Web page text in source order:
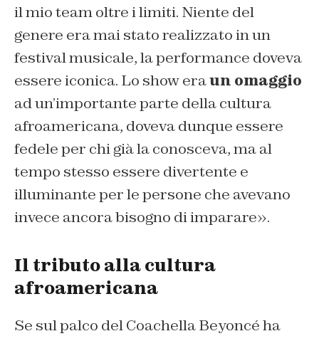
il mio team oltre i limiti. Niente del
genere era mai stato realizzato in un
festival musicale, la performance doveva
essere iconica. Lo show eraun omaggio
ad un’importante parte della cultura
afroamericana, doveva dunque essere
fedele per chi già la conosceva, ma al
tempo stesso essere divertente e
illuminante per le persone che avevano
invece ancora bisogno di imparare».
Il tributo alla cultura
afroamericana
Se sul palco del Coachella Beyoncé ha